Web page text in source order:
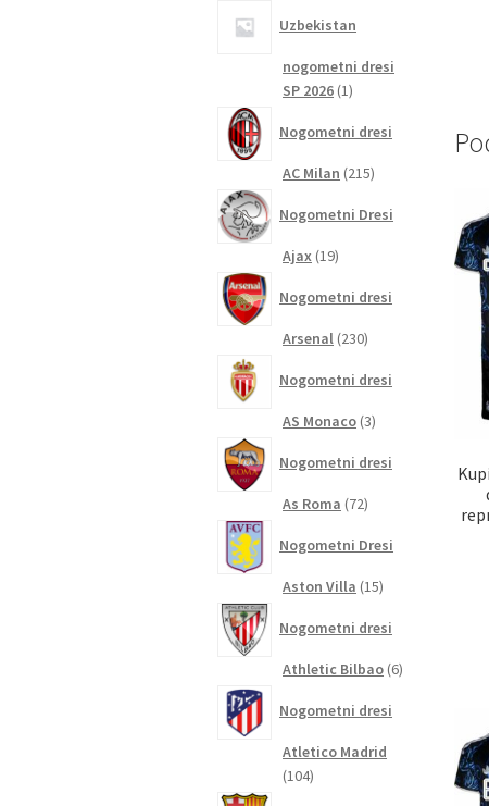
Uzbekistan
nogometni dresi
SP 2026 11
Nogometni dresi
AC Milan 215215
Nogometni Dresi
Ajax 1919
Nogometni dresi
Arsenal 230230
Nogometni dresi
AS Monaco 33
Nogometni dresi
As Roma 7272
Nogometni Dresi
Aston Villa 1515
Nogometni dresi
Athletic Bilbao 66
Nogometni dresi
Atletico Madrid
104104